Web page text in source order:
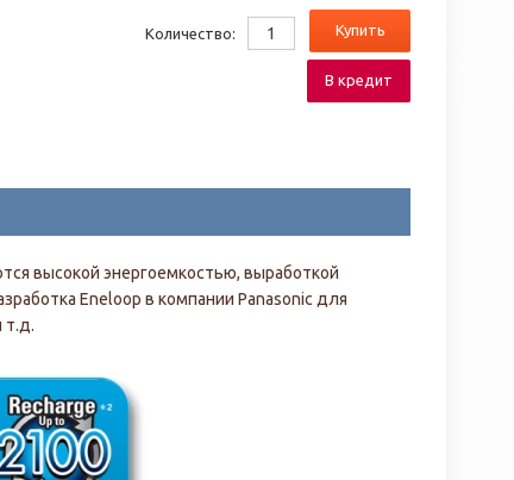
Купить
Количество:
В кредит
высокой энергоемкостью, выработкой
Eneloop в компании Panasonic для
т.д.